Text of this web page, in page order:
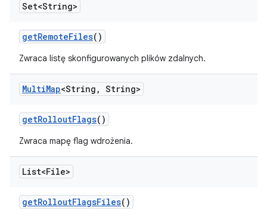
Set<String>
getRemoteFiles()
Zwraca listę skonfigurowanych plików zdalnych.
MultiMap<String , String>
getRolloutFlags()
Zwraca mapę flag wdrożenia.
List<File>
getRolloutFlagsFiles()